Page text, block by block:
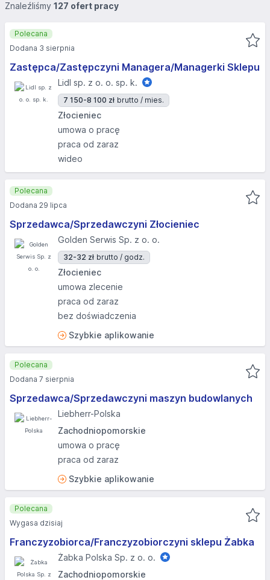
Znaleźliśmy 127 ofert pracy
Zastępca/Zastępczyni Managera/Managerki Sklepu
Lidl sp. z o. o. sp. k.
7 150-8 100 zł brutto / mies.
Złocieniec
umowa o pracę
praca od zaraz
wideo
Polecana
Dodana 3 sierpnia
Sprzedawca/Sprzedawczyni Złocieniec
Golden Serwis Sp. z o. o.
32-32 zł brutto / godz.
Złocieniec
umowa zlecenie
praca od zaraz
bez doświadczenia
Szybkie aplikowanie
Polecana
Dodana 29 lipca
Sprzedawca/Sprzedawczyni maszyn budowlanych
Liebherr-Polska
Zachodniopomorskie
umowa o pracę
praca od zaraz
Szybkie aplikowanie
Polecana
Dodana 7 sierpnia
Franczyzobiorca/Franczyzobiorczyni sklepu Żabka
Żabka Polska Sp. z o. o.
Zachodniopomorskie
Polecana
Wygasa dzisiaj